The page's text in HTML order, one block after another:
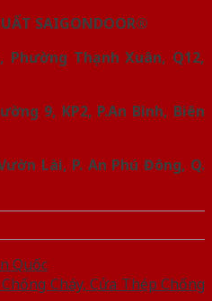
SAIGONDOOR®
Phường Thạnh Xuân, Q12,
9, KP2, P.An Bình, Biên
Lài, P. An Phú Đông, Q.
Quốc
Cháy, Cửa Thép Chống